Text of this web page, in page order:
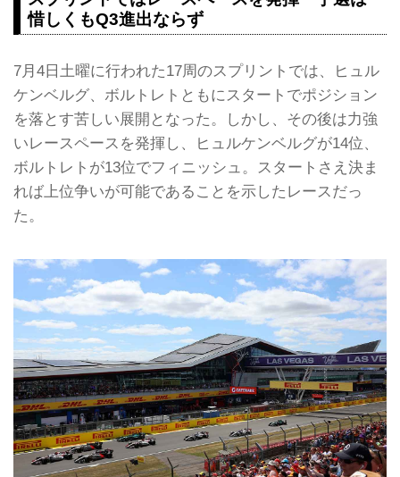
惜しくもQ3進出ならず
7月4日土曜に行われた17周のスプリントでは、ヒュル
ケンベルグ、ボルトレトともにスタートでポジション
を落とす苦しい展開となった。しかし、その後は力強
いレースペースを発揮し、ヒュルケンベルグが14位、
ボルトレトが13位でフィニッシュ。スタートさえ決ま
れば上位争いが可能であることを示したレースだっ
た。